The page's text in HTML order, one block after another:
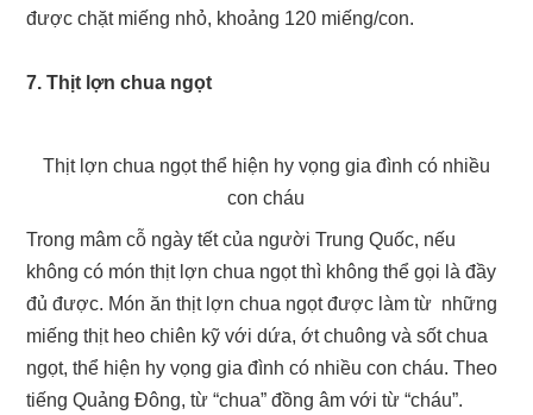
được chặt miếng nhỏ, khoảng 120 miếng/con.
7. Thịt lợn chua ngọt
Thịt lợn chua ngọt thể hiện hy vọng gia đình có nhiều
con cháu
Trong mâm cỗ ngày tết của người Trung Quốc, nếu
không có món thịt lợn chua ngọt thì không thể gọi là đầy
đủ được. Món ăn thịt lợn chua ngọt được làm từ những
miếng thịt heo chiên kỹ với dứa, ớt chuông và sốt chua
ngọt, thể hiện hy vọng gia đình có nhiều con cháu. Theo
tiếng Quảng Đông, từ “chua” đồng âm với từ “cháu”.